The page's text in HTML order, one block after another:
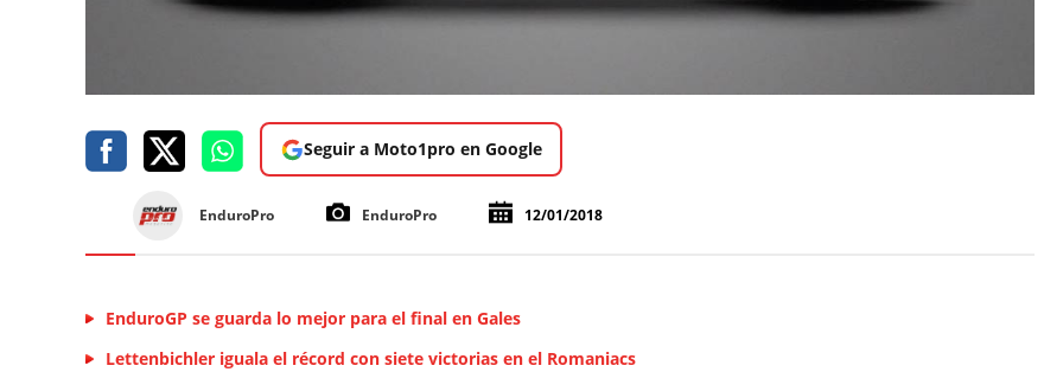
Seguir a Moto1pro en Google
EnduroPro EnduroPro 12/01/2018
EnduroGP se guarda lo mejor para el final en Gales
Lettenbichler iguala el récord con siete victorias en el Romaniacs